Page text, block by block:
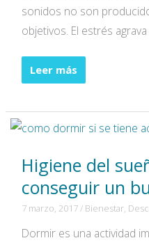
sonidos no son
objetivos. El estrés
Cómo
desconectar
vacaciones
Leer más
Higiene del
conseguir un
7 marzo, 2017/ Bienestar,
Dormir es una actividad